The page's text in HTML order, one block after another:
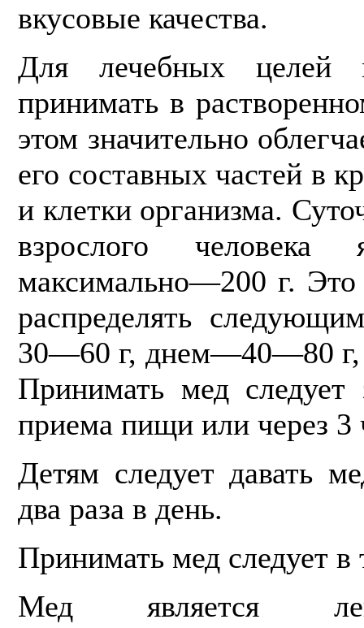
вкусовые качества.
Для лечебных целей
принимать в
этом значительно
его составных частей в
и клетки организма.
взрослого
максимально—200 г. Это
распределять
30—60 г, днем—40—80
Принимать мед
приема пищи или через 3
Детям следует давать
два раза в день.
Принимать мед следует в
Мед является